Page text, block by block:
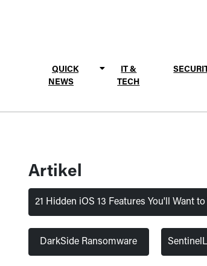
QUICK
NEWS
IT &
TECH
Artikel
21 Hidden iOS 13 Features You'll Want to
DarkSide Ransomware